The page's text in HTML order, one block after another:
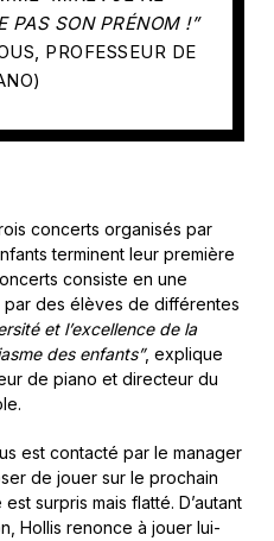
PAS SON PRÉNOM !”
PROFESSEUR DE
concerts organisés par
terminent leur première
consiste en une
des élèves de différentes
et l’excellence de la
des enfants”, explique
de piano et directeur du
est contacté par le manager
de jouer sur le prochain
surpris mais flatté. D’autant
Hollis renonce à jouer lui-